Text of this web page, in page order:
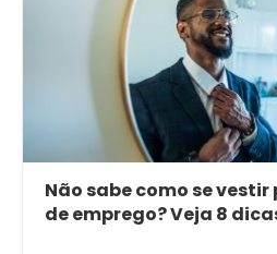
Não sabe como se
de emprego? Veja 8